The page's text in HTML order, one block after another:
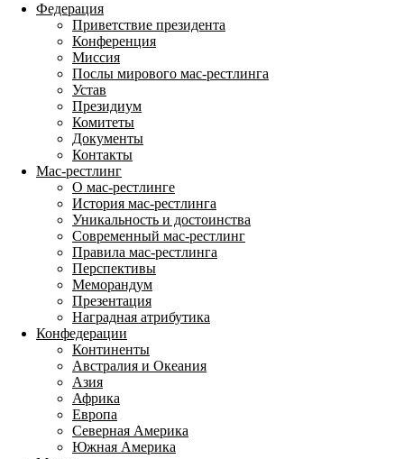
Федерация
Приветствие президента
Конференция
Миссия
Послы мирового мас-рестлинга
Устав
Президиум
Комитеты
Документы
Контакты
Мас-рестлинг
О мас-рестлинге
История мас-рестлинга
Уникальность и достоинства
Современный мас-рестлинг
Правила мас-рестлинга
Перспективы
Меморандум
Презентация
Наградная атрибутика
Конфедерации
Континенты
Австралия и Океания
Азия
Африка
Европа
Северная Америка
Южная Америка